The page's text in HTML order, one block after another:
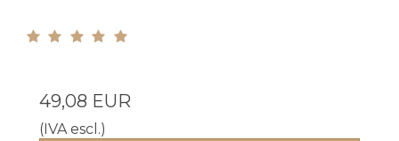
49,08 EUR
(IVA escl.)